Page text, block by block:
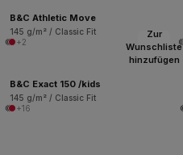
B&C Athletic Move
145 g/m² / Classic Fit
+2
Zur
Wunschliste
hinzufügen
B&C Exact 150 /kids
145 g/m² / Classic Fit
+16